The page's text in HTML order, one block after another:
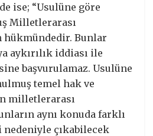
ise; “Usulüne göre
Milletlerarası
hükmündedir. Bunlar
aykırılık iddiası ile
başvurulamaz. Usulüne
temel hak ve
milletlerarası
aynı konuda farklı
çıkabilecek